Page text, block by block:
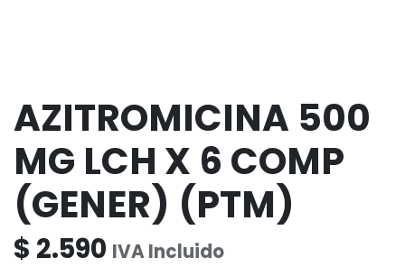
AZITROMICINA 500
MG LCH X 6 COMP
(GENER) (PTM)
$ 2.590 IVA Incluido